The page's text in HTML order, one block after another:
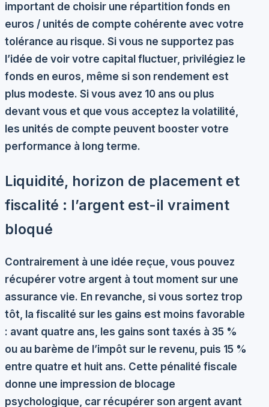
important de choisir une répartition fonds en
euros / unités de compte cohérente avec votre
tolérance au risque. Si vous ne supportez pas
l’idée de voir votre capital fluctuer, privilégiez le
fonds en euros, même si son rendement est
plus modeste. Si vous avez 10 ans ou plus
devant vous et que vous acceptez la volatilité,
les unités de compte peuvent booster votre
performance à long terme.
Liquidité, horizon de placement et
fiscalité : l’argent est-il vraiment
bloqué
Contrairement à une idée reçue, vous pouvez
récupérer votre argent à tout moment sur une
assurance vie. En revanche, si vous sortez trop
tôt, la fiscalité sur les gains est moins favorable
: avant quatre ans, les gains sont taxés à 35 %
ou au barème de l’impôt sur le revenu, puis 15 %
entre quatre et huit ans. Cette pénalité fiscale
donne une impression de blocage
psychologique, car récupérer son argent avant